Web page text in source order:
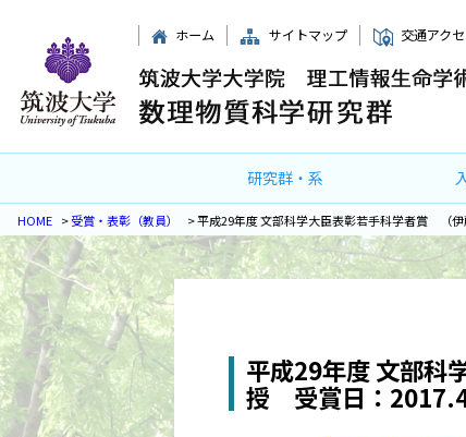
ホーム サイトマップ 交通アク
研究群・系
HOME >受賞・表彰（教員） >平成29年度 文部科学大臣表彰若手科学者賞 （
平成29年度 文部科
授 受賞日：